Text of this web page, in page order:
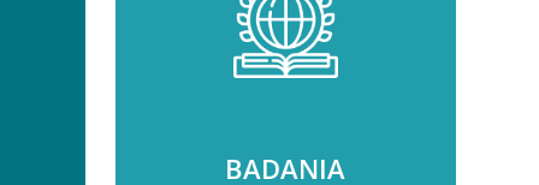
BADANIA